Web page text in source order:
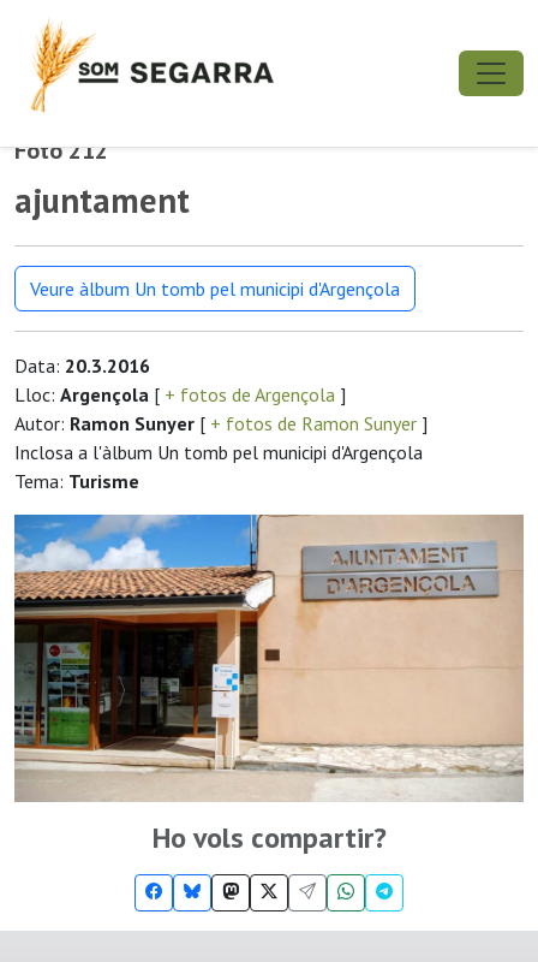
Foto 212
ajuntament
Veure àlbum Un tomb pel municipi d'Argençola
Data: 20.3.2016
Lloc: Argençola [ + fotos de Argençola ]
Autor: Ramon Sunyer [ + fotos de Ramon Sunyer ]
Inclosa a l'àlbum Un tomb pel municipi d'Argençola
Tema: Turisme
Ho vols compartir?